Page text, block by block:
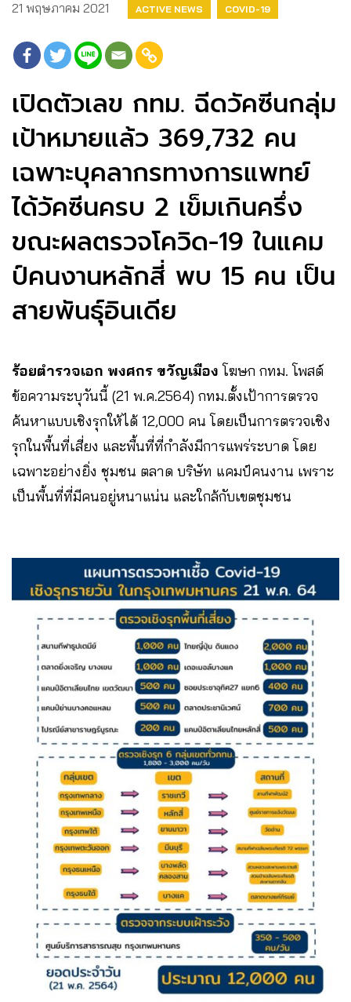
21 พฤษภาคม 2021 ACTIVE NEWS COVID-19
เปิดตัวเลข กทม. ฉีดวัคซีนกลุ่ม
เป้าหมายแล้ว 369,732 คน
เฉพาะบุคลากรทางการแพทย์
ได้วัคซีนครบ 2 เข็มเกินครึ่ง
ขณะผลตรวจโควิด-19 ในแคม
ป์คนงานหลักสี่ พบ 15 คน เป็น
สายพันธุ์อินเดีย
ร้อยตำรวจเอก พงศกร ขวัญเมือง โฆษก กทม. โพสต์
ข้อความระบุวันนี้ (21 พ.ค.2564) กทม.ตั้งเป้าการตรวจ
ค้นหาแบบเชิงรุกให้ได้ 12,000 คน โดยเป็นการตรวจเชิง
รุกในพื้นที่เสี่ยง และพื้นที่ที่กำลังมีการแพร่ระบาด โดย
เฉพาะอย่างยิ่ง ชุมชน ตลาด บริษัท แคมป์คนงาน เพราะ
เป็นพื้นที่ที่มีคนอยู่หนาแน่น และใกล้กับเขตชุมชน